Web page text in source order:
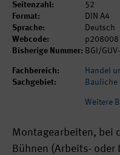
Seitenzahl:
52
Format:
DIN A4
Sprache:
Deutsch
Webcode:
p208008
Bisherige Nummer: BGI/
Fachbereich:
Handel
Sachgebiet:
Bauliche
Weitere
Montagearbeiten, bei
Bühnen (Arbeits- oder